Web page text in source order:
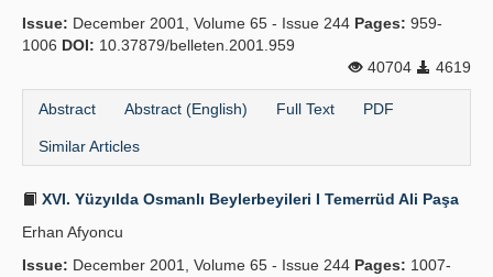
Guidelines
Issue: December 2001, Volume 65 - Issue 244 Pages: 959-
1006 DOI: 10.37879/belleten.2001.959
40704
4619
Abstract Abstract (English) Full Text PDF
Similar Articles
XVI. Yüzyılda Osmanlı Beylerbeyileri I Temerrüd Ali Paşa
Erhan Afyoncu
Issue: December 2001, Volume 65 - Issue 244 Pages: 1007-